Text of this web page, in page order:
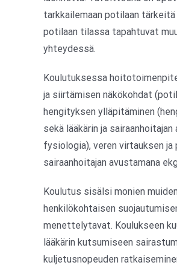
tarkkailemaan potilaan
potilaan tilassa tapahtuvat
yhteydessä.
Koulutuksessa
ja siirtämisen näkökohdat
hengityksen ylläpitäminen
sekä lääkärin ja
fysiologia), veren virtauksen ja
sairaanhoitajan avustamana
Koulutus sisälsi monien
henkilökohtaisen
menettelytavat. Koulukseen
lääkärin kutsumiseen
kuljetusnopeuden